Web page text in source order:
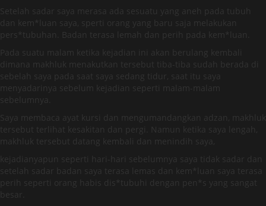
Setelah sadar saya merasa ada sesuatu yang aneh pada tubuh
dan kem*luan saya, sperti orang yang baru saja melakukan
pers*tubuhan. Badan terasa lemah dan perih pada kem*luan.
Pada suatu malam ketika kejadian ini akan berulang kembali
dimana makhluk menakutkan tersebut tiba-tiba sudah berada di
sebelah saya pada saat saya sedang tidur, saat itu saya
menyadarinya sebelum kejadian seperti malam-malam
sebelumnya.
Saya membaca ayat kursi dan mengumandangkan adzan, makhluk
tersebut terlihat kesakitan dan pergi. Namun ketika saya lengah,
makhluk tersebut datang kembali dan menindih saya,
kejadianyapun seperti hari-hari sebelumnya saya tidak sadar dan
setelah sadar badan saya terasa lemas dan kem*luan saya terasa
perih seperti orang habis dis*tubuhi dengan pen*s yang sangat
besar.